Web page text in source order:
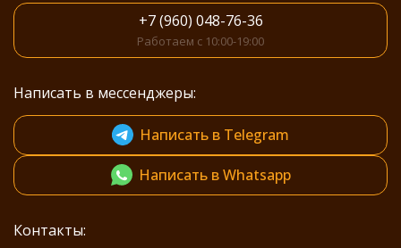
+7 (960) 048-76-36
Работаем с 10:00-19:00
Написать в мессенджеры:
Написать в Telegram
Написать в Whatsapp
Контакты: